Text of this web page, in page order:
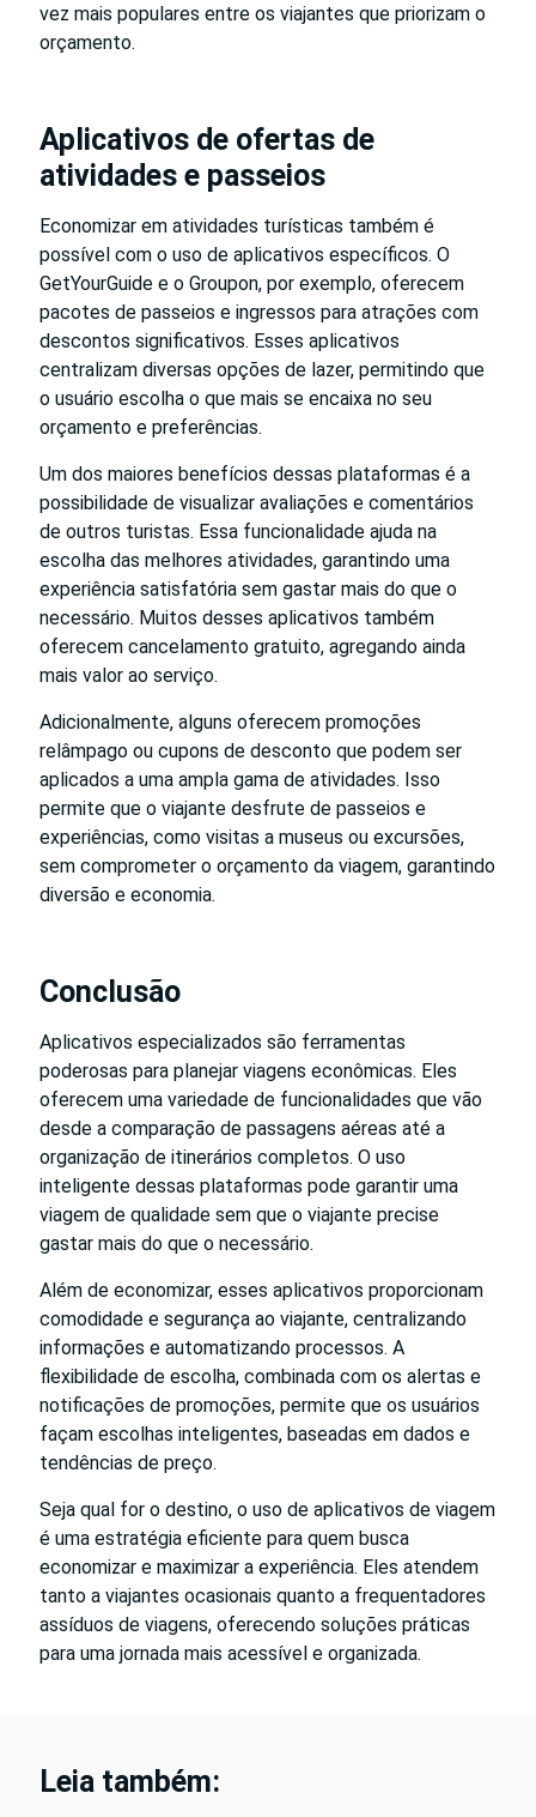
vez mais populares entre os viajantes que priorizam o
orçamento.
Aplicativos de ofertas de
atividades e passeios
Economizar em atividades turísticas também é
possível com o uso de aplicativos específicos. O
GetYourGuide e o Groupon, por exemplo, oferecem
pacotes de passeios e ingressos para atrações com
descontos significativos. Esses aplicativos
centralizam diversas opções de lazer, permitindo que
o usuário escolha o que mais se encaixa no seu
orçamento e preferências.
Um dos maiores benefícios dessas plataformas é a
possibilidade de visualizar avaliações e comentários
de outros turistas. Essa funcionalidade ajuda na
escolha das melhores atividades, garantindo uma
experiência satisfatória sem gastar mais do que o
necessário. Muitos desses aplicativos também
oferecem cancelamento gratuito, agregando ainda
mais valor ao serviço.
Adicionalmente, alguns oferecem promoções
relâmpago ou cupons de desconto que podem ser
aplicados a uma ampla gama de atividades. Isso
permite que o viajante desfrute de passeios e
experiências, como visitas a museus ou excursões,
sem comprometer o orçamento da viagem, garantindo
diversão e economia.
Conclusão
Aplicativos especializados são ferramentas
poderosas para planejar viagens econômicas. Eles
oferecem uma variedade de funcionalidades que vão
desde a comparação de passagens aéreas até a
organização de itinerários completos. O uso
inteligente dessas plataformas pode garantir uma
viagem de qualidade sem que o viajante precise
gastar mais do que o necessário.
Além de economizar, esses aplicativos proporcionam
comodidade e segurança ao viajante, centralizando
informações e automatizando processos. A
flexibilidade de escolha, combinada com os alertas e
notificações de promoções, permite que os usuários
façam escolhas inteligentes, baseadas em dados e
tendências de preço.
Seja qual for o destino, o uso de aplicativos de viagem
é uma estratégia eficiente para quem busca
economizar e maximizar a experiência. Eles atendem
tanto a viajantes ocasionais quanto a frequentadores
assíduos de viagens, oferecendo soluções práticas
para uma jornada mais acessível e organizada.
Leia também: